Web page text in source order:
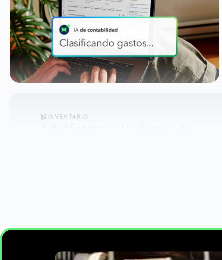
Más información
INVENTARIO